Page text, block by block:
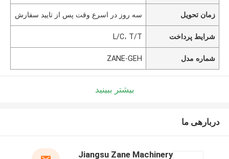
زمان تحویل سه روز در اسرع وقت پس از تایید سفارش
شرایط پرداخت L/C، T/T
شماره مدل ZANE-GEH
بیشتر ببینید
دربارهی ما
Jiangsu Zane Machinery